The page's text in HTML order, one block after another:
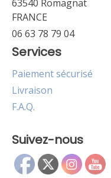
63540 Romagnat
FRANCE
06 63 78 79 04
Services
Paiement sécurisé
Livraison
F.A.Q.
Suivez-nous